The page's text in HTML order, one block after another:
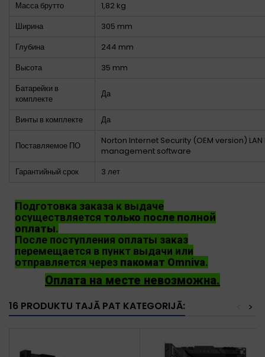
Масса брутто
1,82 kg
Ширина
305 mm
Глубина
244 mm
Высота
35 mm
Батарейки в
комплекте
Да
Винты в комплекте Да
Поставляемое ПО
Norton Internet Security (OEM version)
management software
Гарантийный срок
3 лет
Подготовка заказа к выдаче
осуществляется только после полной
оплаты.
После поступления оплаты заказ
перемещается в пункт выдачи или
отправляется через пакомат Omniva.
Оплата на месте невозможна.
16 PRODUKTU TAJĀ PAT KATEGORIJĀ: >